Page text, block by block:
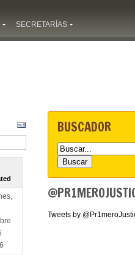
SECRETARÍAS
BUSCADOR
Tweets by